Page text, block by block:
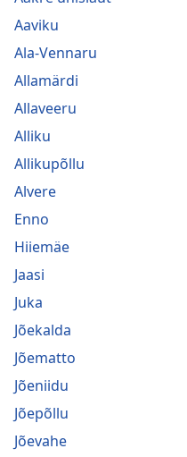
Aaviku
Ala-Vennaru
Allamärdi
Allaveeru
Alliku
Allikupõllu
Alvere
Enno
Hiiemäe
Jaasi
Juka
Jõekalda
Jõematto
Jõeniidu
Jõepõllu
Jõevahe